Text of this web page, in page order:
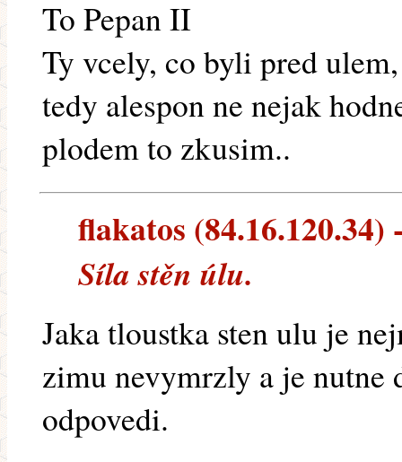
To Pepan II
Ty vcely, co byli pred
tedy alespon ne nejak
plodem to zkusim..
flakatos (84.16.120.34)
Síla stěn úlu.
Jaka tloustka sten ulu je
zimu nevymrzly a je nutne
odpovedi.